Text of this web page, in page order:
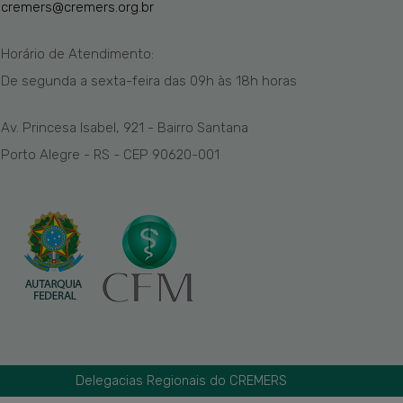
cremers@cremers.org.br
Horário de Atendimento:
De segunda a sexta-feira das 09h às 18h horas
Av. Princesa Isabel, 921 - Bairro Santana
Porto Alegre - RS - CEP 90620-001
Delegacias Regionais do CREMERS